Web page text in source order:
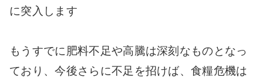
に突入します
もうすでに肥料不足や高騰は深刻なものとなっ
ており、今後さらに不足を招けば、食糧危機は